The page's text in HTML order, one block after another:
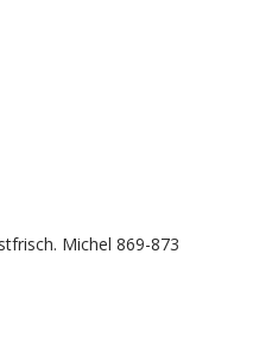
Michel 869-873